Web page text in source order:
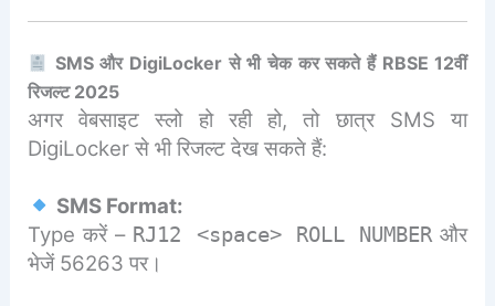
SMS और DigiLocker से भी चेक कर सकते हैं RBSE 12वीं
रिजल्ट 2025
अगर वेबसाइट स्लो हो रही हो, तो छात्र SMS या
DigiLocker से भी रिजल्ट देख सकते हैं:
SMS Format:
Type करें – RJ12 <space> ROLL NUMBERऔर
भेजें 56263 पर।